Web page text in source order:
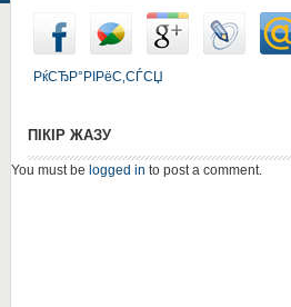
РќСЂР°РІРёС‚СЃСЏ
ПІКІР ЖАЗУ
You must be logged in to post a comment.